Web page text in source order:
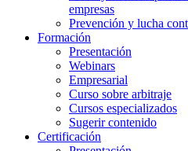
empresas
Prevención y lucha
Formación
Presentación
Webinars
Empresarial
Curso sobre arbitraje
Cursos especializados
Sugerir contenido
Certificación